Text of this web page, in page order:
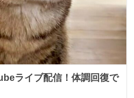
ライブ配信！体調回復で